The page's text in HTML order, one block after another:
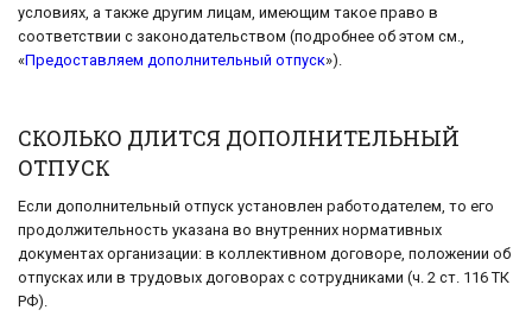
условиях, а также другим лицам, имеющим такое право в
соответствии с законодательством (подробнее об этом см.,
«Предоставляем дополнительный отпуск»).
СКОЛЬКО ДЛИТСЯ ДОПОЛНИТЕЛЬНЫЙ
ОТПУСК
Если дополнительный отпуск установлен работодателем, то его
продолжительность указана во внутренних нормативных
документах организации: в коллективном договоре, положении об
отпусках или в трудовых договорах с сотрудниками (ч. 2 ст. 116 ТК
РФ).